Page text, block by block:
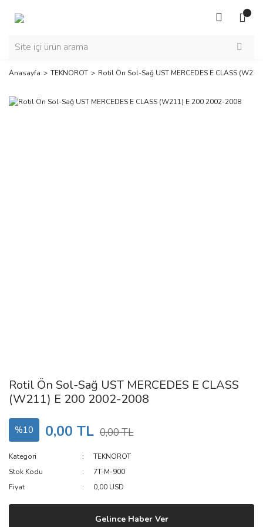
Anasayfa TEKNOROT Rotil Ön Sol-Sağ UST MERCEDES E CLASS
Rotil Ön Sol-Sağ UST MERCEDES E CLASS
(W211) E 200 2002-2008
%10 0,00 TL 0,00 TL
Kategori
TEKNOROT
Stok Kodu
7T-M-900
Fiyat
0,00 USD
Gelince Haber Ver